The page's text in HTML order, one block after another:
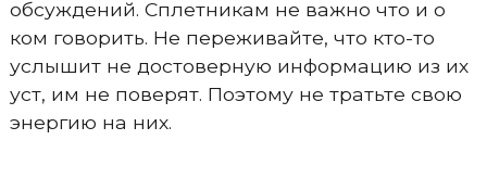
обсуждений. Сплетникам не важно что и о
ком говорить. Не переживайте, что кто-то
услышит не достоверную информацию из их
уст, им не поверят. Поэтому не тратьте свою
энергию на них.